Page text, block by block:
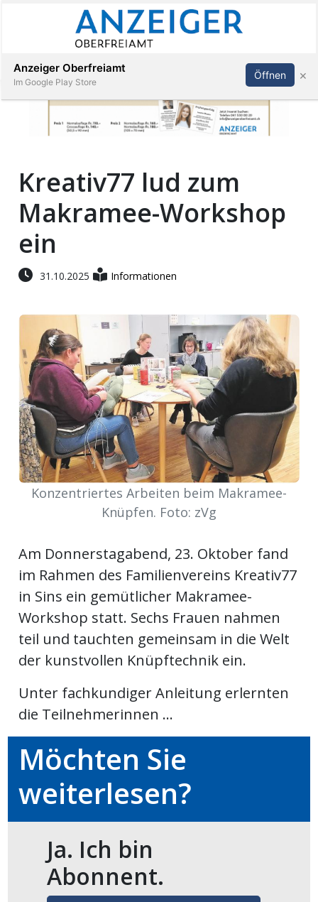
Veranstaltungen
Stellen
Paper
App
Auw
Auw:
Mitteilungen
Abonnieren Anmelden
Kreativ77 lud zum
Makramee-Workshop
ein
31.10.2025 Informationen
Konzentriertes Arbeiten beim Makramee-
Knüpfen. Foto: zVg
Am Donnerstagabend, 23. Oktober fand
im Rahmen des Familienvereins Kreativ77
in Sins ein gemütlicher Makramee-
Workshop statt. Sechs Frauen nahmen
teil und tauchten gemeinsam in die Welt
der kunstvollen Knüpftechnik ein.
Unter fachkundiger Anleitung erlernten
die Teilnehmerinnen ...
Möchten Sie
weiterlesen?
Ja. Ich bin
Abonnent.
Anzeiger Oberfreiamt
Im Google Play Store
Öffnen ×